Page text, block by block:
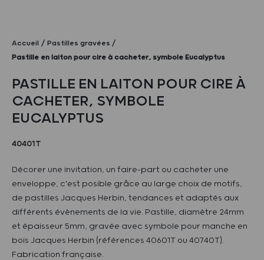
Accueil
Pastilles gravées
Pastille en laiton pour cire à cacheter, symbole Eucalyptus
PASTILLE EN LAITON POUR CIRE À
CACHETER, SYMBOLE
EUCALYPTUS
40401T
Décorer une invitation, un faire-part ou cacheter une
enveloppe, c'est posible grâce au large choix de motifs,
de pastilles Jacques Herbin, tendances et adaptés aux
différents évènements de la vie. Pastille, diamètre 24mm
et épaisseur 5mm, gravée avec symbole pour manche en
bois Jacques Herbin (références 40601T ou 40740T).
Fabrication française.